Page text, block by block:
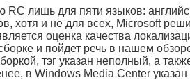
лишь для пяти языков:
хотя и не для всех, Microsoft
оценка качества
и пойдет речь в нашем
тэг указан неполный, а
в Windows Media Center